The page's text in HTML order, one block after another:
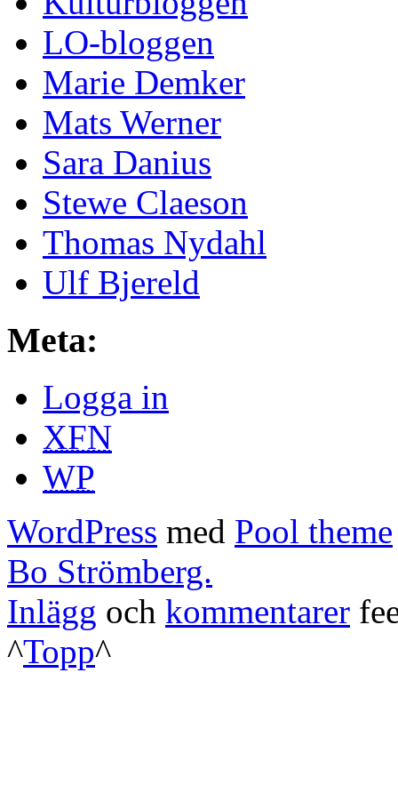
LO-bloggen
Marie Demker
Mats Werner
Sara Danius
Stewe Claeson
Thomas Nydahl
Ulf Bjereld
Meta:
Logga in
XFN
WP
WordPress med Pool theme
Bo Strömberg.
Inlägg och kommentarer
^Topp^